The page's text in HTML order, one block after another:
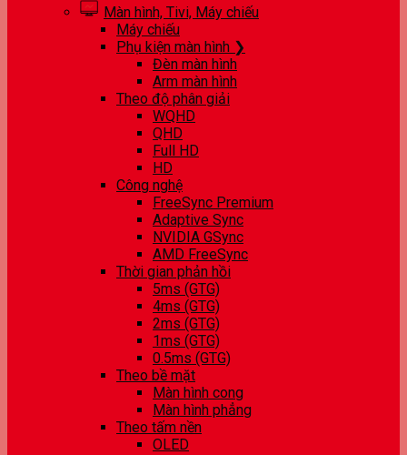
Màn hình, Tivi, Máy chiếu
Máy chiếu
Phụ kiện màn hình ❯
Đèn màn hình
Arm màn hình
Theo độ phân giải
WQHD
QHD
Full HD
HD
Công nghệ
FreeSync Premium
Adaptive Sync
NVIDIA GSync
AMD FreeSync
Thời gian phản hồi
5ms (GTG)
4ms (GTG)
2ms (GTG)
1ms (GTG)
0.5ms (GTG)
Theo bề mặt
Màn hình cong
Màn hình phẳng
Theo tấm nền
OLED